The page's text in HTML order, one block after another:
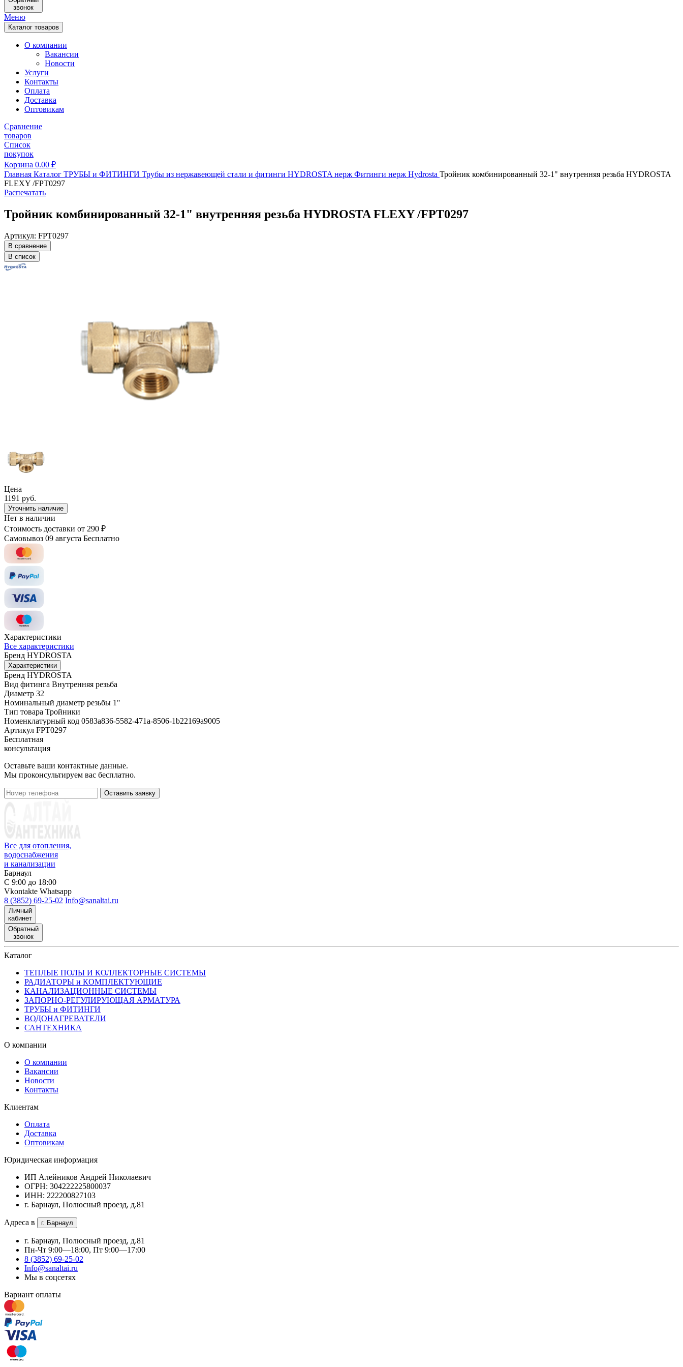
звонок
Меню
Каталог товаров
О компании
Вакансии
Новости
Услуги
Контакты
Оплата
Доставка
Оптовикам
Сравнение
товаров
Список
покупок
Корзина 0.00 ₽
Главная Каталог ТРУБЫ и ФИТИНГИ Трубы из нержавеющей стали и фитинги HYDROSTA нерж Фитинги нерж Hydrosta Тройник комбинированный 32-1" внутренняя резьба HYDROSTA
FLEXY /FPT0297
Распечатать
Тройник комбинированный 32-1" внутренняя резьба HYDROSTA FLEXY /FPT0297
Артикул: FPT0297
В сравнение
В список
Цена
1191 руб.
Уточнить наличие
Нет в наличии
Стоимость доставки от 290 ₽
Самовывоз 09 августа Бесплатно
Характеристики
Все характеристики
Бренд HYDROSTA
Характеристики
Бренд HYDROSTA
Вид фитинга Внутренняя резьба
Диаметр 32
Номинальный диаметр резьбы 1"
Тип товара Тройники
Номенклатурный код 0583a836-5582-471a-8506-1b22169a9005
Артикул FPT0297
Бесплатная
консультация
Оставьте ваши контактные данные.
Мы проконсультируем вас бесплатно.
Оставить заявку
Все для отопления,
водоснабжения
и канализации
Барнаул
С 9:00 до 18:00
Vkontakte Whatsapp
8 (3852) 69-25-02 Info@sanaltai.ru
Личный
кабинет
Обратный
звонок
Каталог
ТЕПЛЫЕ ПОЛЫ И КОЛЛЕКТОРНЫЕ СИСТЕМЫ
РАДИАТОРЫ и КОМПЛЕКТУЮЩИЕ
КАНАЛИЗАЦИОННЫЕ СИСТЕМЫ
ЗАПОРНО-РЕГУЛИРУЮЩАЯ АРМАТУРА
ТРУБЫ и ФИТИНГИ
ВОДОНАГРЕВАТЕЛИ
САНТЕХНИКА
О компании
О компании
Вакансии
Новости
Контакты
Клиентам
Оплата
Доставка
Оптовикам
Юридическая информация
ИП Алейников Андрей Николаевич
ОГРН: 304222225800037
ИНН: 222200827103
г. Барнаул, Полюсный проезд, д.81
Адреса в г. Барнаул
г. Барнаул, Полюсный проезд, д.81
Пн-Чт 9:00—18:00, Пт 9:00—17:00
8 (3852) 69-25-02
Info@sanaltai.ru
Мы в соцсетях
Вариант оплаты